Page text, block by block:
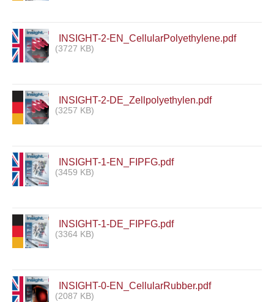
INSIGHT-2-EN_CellularPolyethylene.pdf
(3727 KB)
INSIGHT-2-DE_Zellpolyethylen.pdf
(3257 KB)
INSIGHT-1-EN_FIPFG.pdf
(3459 KB)
INSIGHT-1-DE_FIPFG.pdf
(3364 KB)
INSIGHT-0-EN_CellularRubber.pdf
(2087 KB)